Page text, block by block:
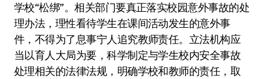
学校“松绑”。相关部门要真正落实校园意外事故的处
理办法，理性看待学生在课间活动发生的意外事
件，不得为了息事宁人追究教师责任。立法机构应
当以育人大局为要，科学制定与学生校内安全事故
处理相关的法律法规，明确学校和教师的责任，取